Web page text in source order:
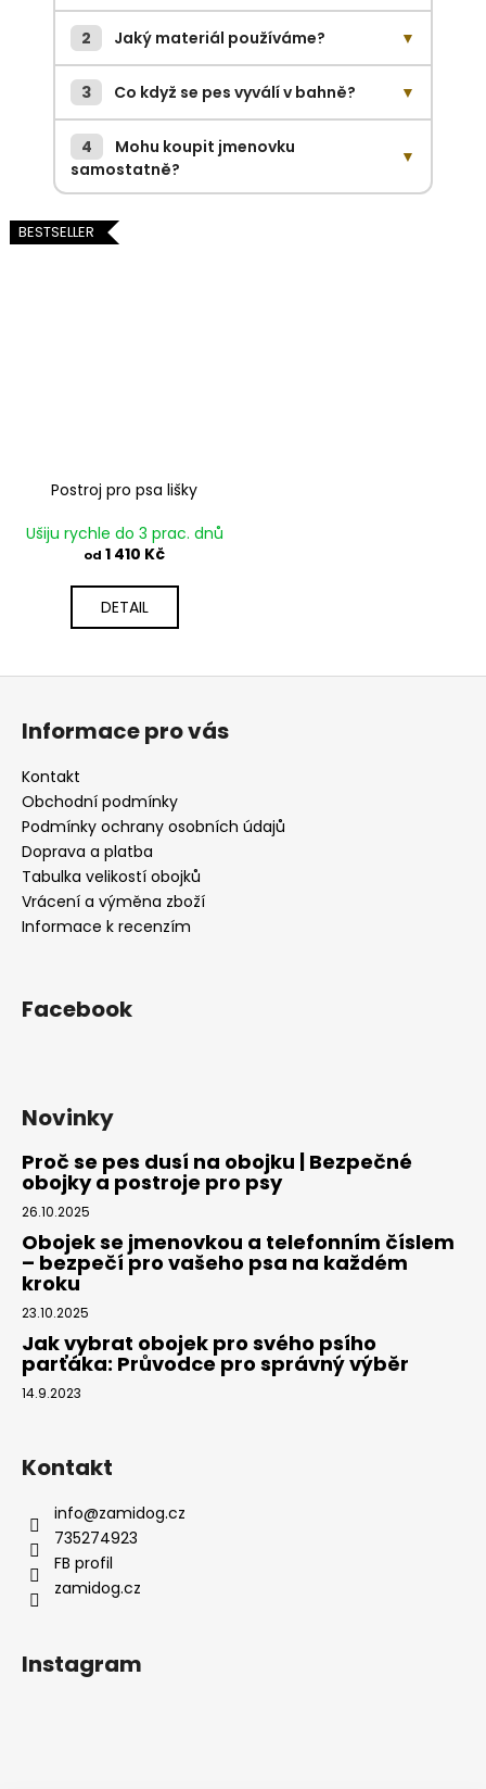
2 Jaký materiál používáme? ▼
3 Co když se pes vyválí v bahně? ▼
4
Mohu koupit jmenovku
samostatně?
▼
BESTSELLER
Postroj pro psa lišky
Ušiju rychle do 3 prac. dnů
od 1 410 Kč
DETAIL
Informace pro vás
Kontakt
Obchodní podmínky
Podmínky ochrany osobních údajů
Doprava a platba
Tabulka velikostí obojků
Vrácení a výměna zboží
Informace k recenzím
Facebook
Novinky
Proč se pes dusí na obojku | Bezpečné
obojky a postroje pro psy
26.10.2025
Obojek se jmenovkou a telefonním číslem
– bezpečí pro vašeho psa na každém
kroku
23.10.2025
Jak vybrat obojek pro svého psího
parťáka: Průvodce pro správný výběr
14.9.2023
Kontakt
info@zamidog.cz
735274923
FB profil
zamidog.cz
Instagram